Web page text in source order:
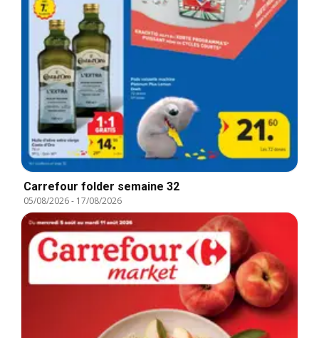
Carrefour folder semaine 32
05/08/2026- 17/08/2026